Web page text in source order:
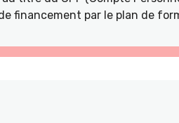
financement par le plan de